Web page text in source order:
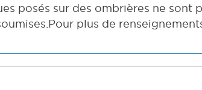
posés sur des ombrières ne
plus de